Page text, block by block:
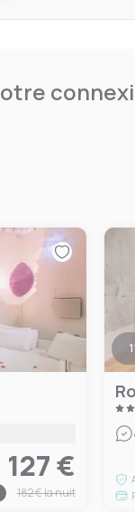
127 €
182 €la nuit